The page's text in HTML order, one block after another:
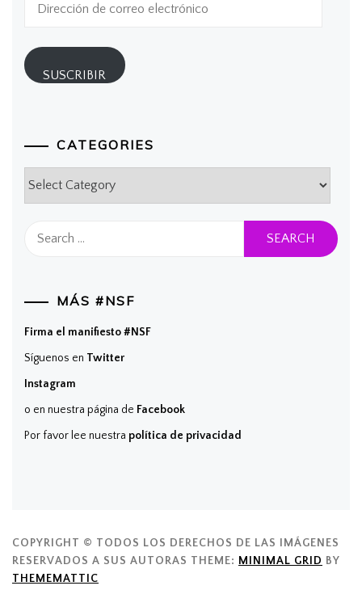
electrónico
SUSCRIBIR
CATEGORIES
for:
MÁS #NSF
Firma el manifiesto #NSF
Síguenos en Twitter
Instagram
o en nuestra página de Facebook
Por favor lee nuestra política de privacidad
COPYRIGHT © TODOS LOS DERECHOS DE LAS IMÁGENES
RESERVADOS A SUS AUTORAS THEME: MINIMAL GRID BY
THEMEMATTIC